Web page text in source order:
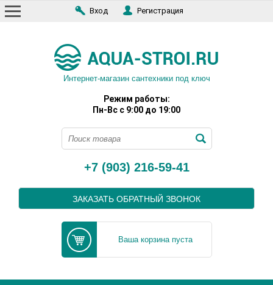
Вход Регистрация
Интернет-магазин сантехники под ключ
Режим работы:
Пн-Вс с 9:00 до 19:00
+7 (903) 216-59-41
ЗАКАЗАТЬ ОБРАТНЫЙ ЗВОНОК
Ваша корзина пуста